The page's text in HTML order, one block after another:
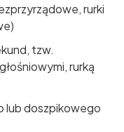
rurki
tzw.
rurką
lub doszpikowego